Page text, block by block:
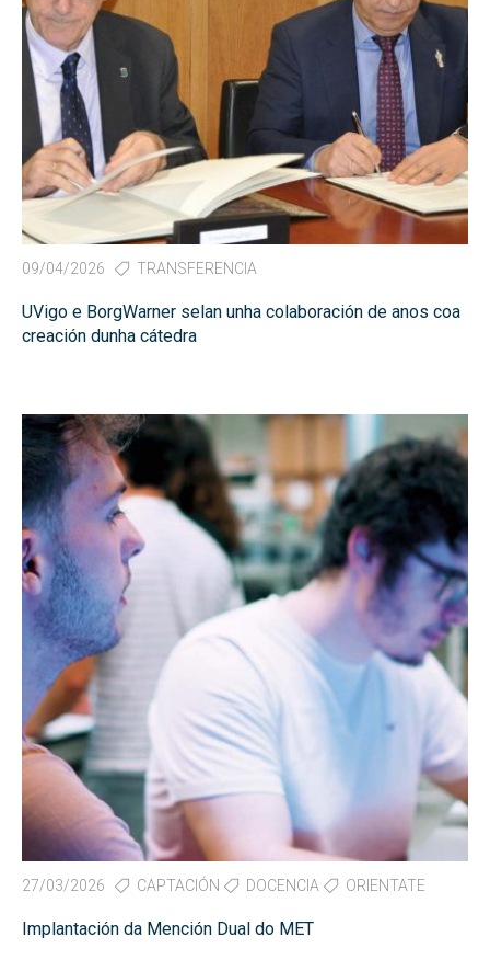
09/04/2026 TRANSFERENCIA
UVigo e BorgWarner selan unha colaboración de anos coa
creación dunha cátedra
27/03/2026 CAPTACIÓN DOCENCIA ORIENTATE
Implantación da Mención Dual do MET